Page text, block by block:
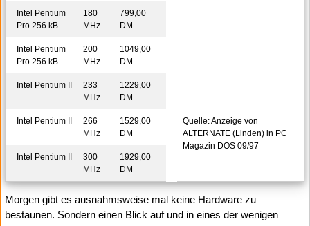
Intel Pentium
Pro 256 kB
180
MHz
799,00
DM
Intel Pentium
Pro 256 kB
200
MHz
1049,00
DM
Intel Pentium II
233
MHz
1229,00
DM
Intel Pentium II
266
MHz
1529,00
DM
Quelle: Anzeige von
ALTERNATE (Linden) in PC
Magazin DOS 09/97
Intel Pentium II
300
MHz
1929,00
DM
Morgen gibt es ausnahmsweise mal keine Hardware zu
bestaunen. Sondern einen Blick auf und in eines der wenigen